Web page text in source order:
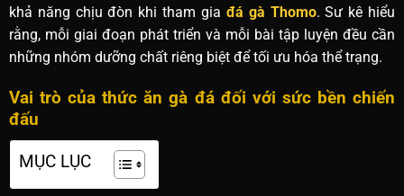
khả năng chịu đòn khi tham gia đá gà Thomo. Sư kê hiểu
rằng, mỗi giai đoạn phát triển và mỗi bài tập luyện đều cần
những nhóm dưỡng chất riêng biệt để tối ưu hóa thể trạng.
Vai trò của thức ăn gà đá đối với sức bền chiến
đấu
MỤC LỤC